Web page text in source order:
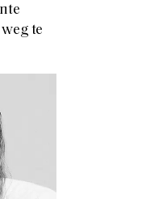
te